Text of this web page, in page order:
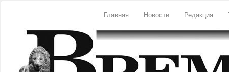
Главная Новости Редакция